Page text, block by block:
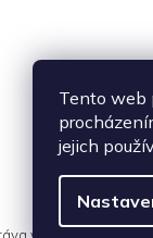
Tento web
jejich